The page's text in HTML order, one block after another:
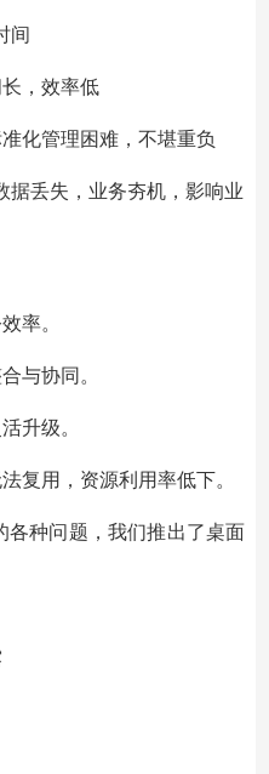
间
，效率低
化管理困难，不堪重负
据丢失，业务夯机，影响业
率。
与协同。
升级。
复用，资源利用率低下。
各种问题，我们推出了桌面